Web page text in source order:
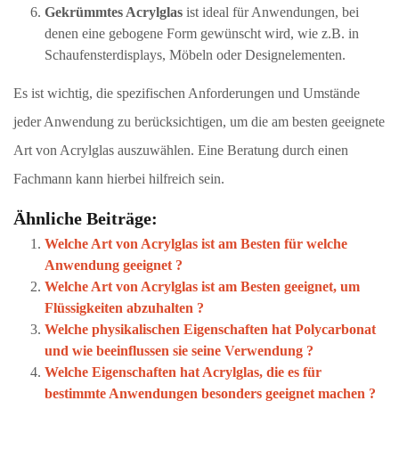
Gekrümmtes Acrylglas ist ideal für Anwendungen, bei
denen eine gebogene Form gewünscht wird, wie z.B. in
Schaufensterdisplays, Möbeln oder Designelementen.
Es ist wichtig, die spezifischen Anforderungen und Umstände
jeder Anwendung zu berücksichtigen, um die am besten geeignete
Art von Acrylglas auszuwählen. Eine Beratung durch einen
Fachmann kann hierbei hilfreich sein.
Ähnliche Beiträge:
Welche Art von Acrylglas ist am Besten für welche
Anwendung geeignet ?
Welche Art von Acrylglas ist am Besten geeignet, um
Flüssigkeiten abzuhalten ?
Welche physikalischen Eigenschaften hat Polycarbonat
und wie beeinflussen sie seine Verwendung ?
Welche Eigenschaften hat Acrylglas, die es für
bestimmte Anwendungen besonders geeignet machen ?